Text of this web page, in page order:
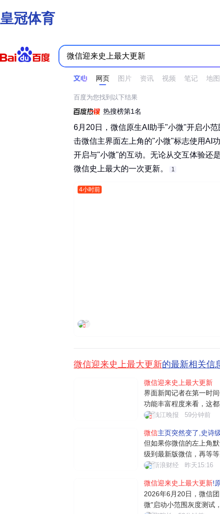
皇冠体育
网页 图片 资讯 视频 笔记 地图
时间不限 所有网页和文件 站点内检索
百度为您找到以下结果
热搜榜第1名
6月20日，微信原生AI助手"小微"开启小
击微信主界面左上角的"小微"标志使用AI
开启与"小微"的互动。无论从交互体验还
微信史上最大的一次更新。‌‌
1
4小时前
界面新闻
微信迎来史上最大更新的最新相关信
微信迎来史上最大更新
界面新闻记者在第一时
功能丰富程度来看，这
入"小微"后，用户可通
理等。例如"给妈妈发生
中值
钱江晚报 59分钟前
微信主页突然变了,史诗
但如果你微信的左上角
级到最新版微信，再等
别？可能有人会问：之
大。之前那些 AI 功能完
新浪财经 昨天15:16
微信迎来史上最大更新!
2026年6月20日，微信
微"启动小范围灰度测试